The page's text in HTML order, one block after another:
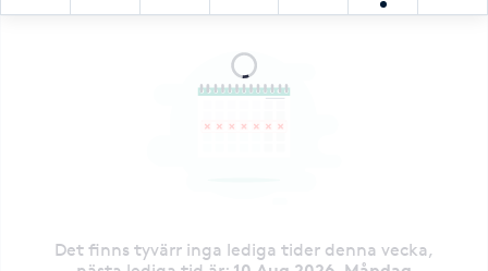
Det finns tyvärr inga lediga tider denna vecka,